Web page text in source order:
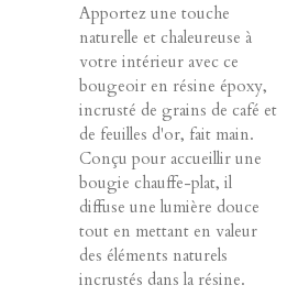
Apportez une touche
naturelle et chaleureuse à
votre intérieur avec ce
bougeoir en résine époxy,
incrusté de grains de café et
de feuilles d'or, fait main.
Conçu pour accueillir une
bougie chauffe-plat, il
diffuse une lumière douce
tout en mettant en valeur
des éléments naturels
incrustés dans la résine.